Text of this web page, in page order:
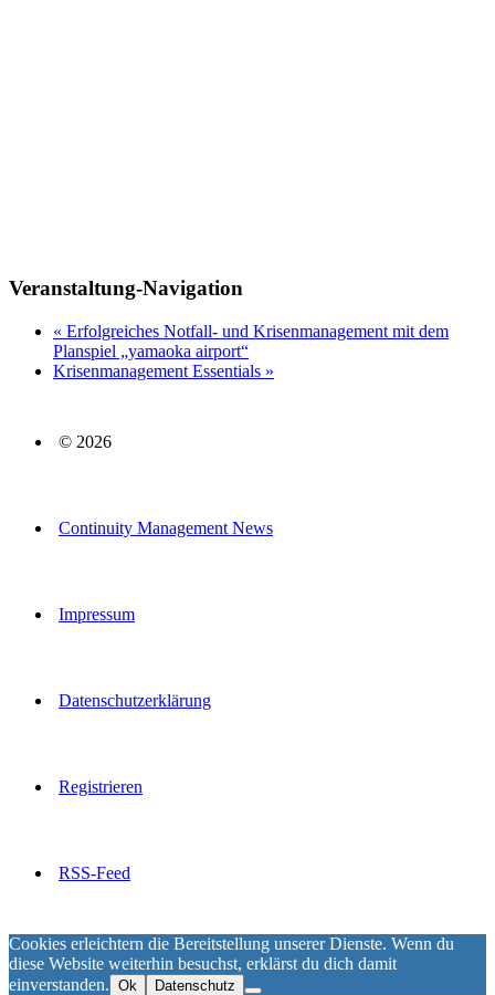
Veranstaltung-Navigation
« Erfolgreiches Notfall- und Krisenmanagement mit dem
Planspiel „yamaoka airport“
Krisenmanagement Essentials »
© 2026
Continuity Management News
Impressum
Datenschutzerklärung
Registrieren
RSS-Feed
Cookies erleichtern die Bereitstellung unserer Dienste. Wenn du
diese Website weiterhin besuchst, erklärst du dich damit
einverstanden. Ok Datenschutz